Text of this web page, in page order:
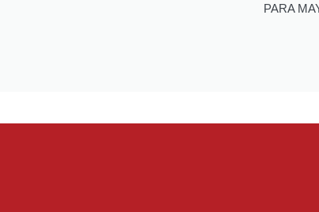
PARA